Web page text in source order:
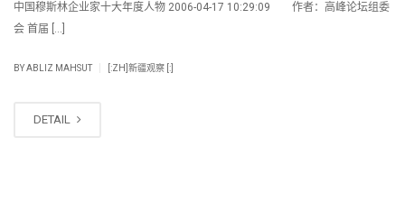
中国穆斯林企业家十大年度人物 2006-04-17 10:29:09 作者：高峰论坛组委
会 首届 […]
BYABLIZ MAHSUT [:ZH]新疆观察 [:]
DETAIL